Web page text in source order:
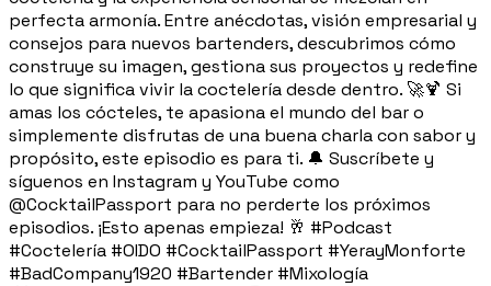
perfecta armonía. Entre anécdotas, visión empresarial y
consejos para nuevos bartenders, descubrimos cómo
construye su imagen, gestiona sus proyectos y redefine
lo que significa vivir la coctelería desde dentro. 🚀🍹 Si
amas los cócteles, te apasiona el mundo del bar o
simplemente disfrutas de una buena charla con sabor y
propósito, este episodio es para ti. 🔔 Suscríbete y
síguenos en Instagram y YouTube como
@CocktailPassport para no perderte los próximos
episodios. ¡Esto apenas empieza! 🥂 #Podcast
#Coctelería #OIDO #CocktailPassport #YerayMonforte
#BadCompany1920 #Bartender #Mixología